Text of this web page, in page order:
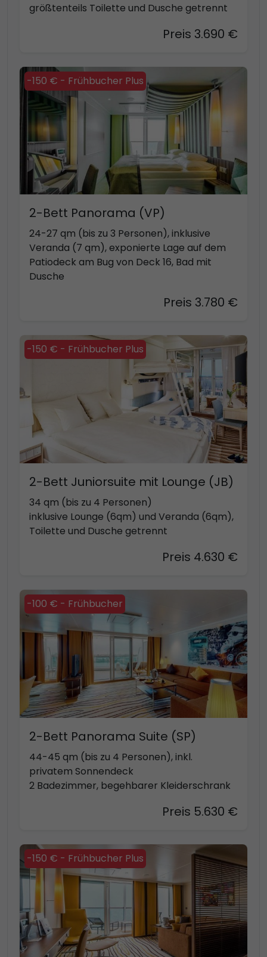
größtenteils Toilette und Dusche getrennt
Preis 3.690 €
-150 € - Frühbucher Plus
2-Bett Panorama (VP)
24-27 qm (bis zu 3 Personen), inklusive
Veranda (7 qm), exponierte Lage auf dem
Patiodeck am Bug von Deck 16, Bad mit
Dusche
Preis 3.780 €
-150 € - Frühbucher Plus
2-Bett Juniorsuite mit Lounge (JB)
34 qm (bis zu 4 Personen)
inklusive Lounge (6qm) und Veranda (6qm),
Toilette und Dusche getrennt
Preis 4.630 €
-100 € - Frühbucher
2-Bett Panorama Suite (SP)
44-45 qm (bis zu 4 Personen), inkl.
privatem Sonnendeck
2 Badezimmer, begehbarer Kleiderschrank
Preis 5.630 €
-150 € - Frühbucher Plus